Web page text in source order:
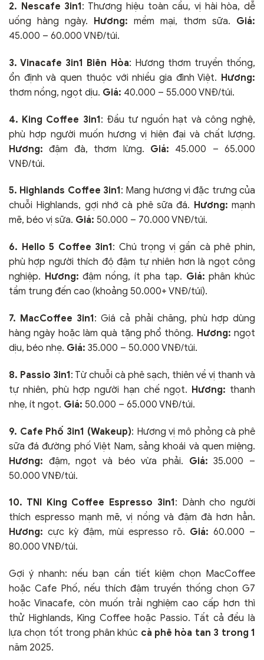
2. Nescafe 3in1: Thương hiệu toàn cầu, vị hài hòa, dễ
uống hàng ngày. Hương: mềm mại, thơm sữa. Giá:
45.000 – 60.000 VNĐ/túi.
3. Vinacafe 3in1 Biên Hòa: Hương thơm truyền thống,
ổn định và quen thuộc với nhiều gia đình Việt. Hương:
thơm nồng, ngọt dịu. Giá: 40.000 – 55.000 VNĐ/túi.
4. King Coffee 3in1: Đầu tư nguồn hạt và công nghệ,
phù hợp người muốn hương vị hiện đại và chất lượng.
Hương: đậm đà, thơm lừng. Giá: 45.000 – 65.000
VNĐ/túi.
5. Highlands Coffee 3in1: Mang hương vị đặc trưng của
chuỗi Highlands, gợi nhớ cà phê sữa đá. Hương: mạnh
mẽ, béo vị sữa. Giá: 50.000 – 70.000 VNĐ/túi.
6. Hello 5 Coffee 3in1: Chú trọng vị gần cà phê phin,
phù hợp người thích độ đậm tự nhiên hơn là ngọt công
nghiệp. Hương: đậm nồng, ít pha tạp. Giá: phân khúc
tầm trung đến cao (khoảng 50.000+ VNĐ/túi).
7. MacCoffee 3in1: Giá cả phải chăng, phù hợp dùng
hàng ngày hoặc làm quà tặng phổ thông. Hương: ngọt
dịu, béo nhẹ. Giá: 35.000 – 50.000 VNĐ/túi.
8. Passio 3in1: Từ chuỗi cà phê sạch, thiên về vị thanh và
tự nhiên, phù hợp người hạn chế ngọt. Hương: thanh
nhẹ, ít ngọt. Giá: 50.000 – 65.000 VNĐ/túi.
9. Cafe Phố 3in1 (Wakeup): Hương vị mô phỏng cà phê
sữa đá đường phố Việt Nam, sảng khoái và quen miệng.
Hương: đậm, ngọt và béo vừa phải. Giá: 35.000 –
50.000 VNĐ/túi.
10. TNI King Coffee Espresso 3in1: Dành cho người
thích espresso mạnh mẽ, vị nồng và đậm đà hơn hẳn.
Hương: cực kỳ đậm, mùi espresso rõ. Giá: 60.000 –
80.000 VNĐ/túi.
Gợi ý nhanh: nếu bạn cần tiết kiệm chọn MacCoffee
hoặc Cafe Phố, nếu thích đậm truyền thống chọn G7
hoặc Vinacafe, còn muốn trải nghiệm cao cấp hơn thì
thử Highlands, King Coffee hoặc Passio. Tất cả đều là
lựa chọn tốt trong phân khúc cà phê hòa tan 3 trong 1
năm 2025.